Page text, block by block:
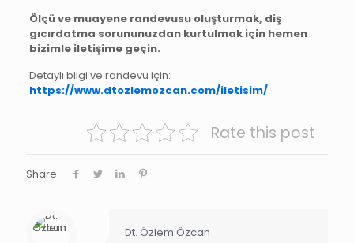
Ölçü ve muayene randevusu oluşturmak, diş
gıcırdatma sorununuzdan kurtulmak için hemen
bizimle iletişime geçin.
Detaylı bilgi ve randevu için:
https://www.dtozlemozcan.com/iletisim/
Rate this post
Share
Dt. Özlem Özcan